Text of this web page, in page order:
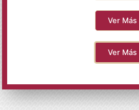
Ver Más
Ver Más